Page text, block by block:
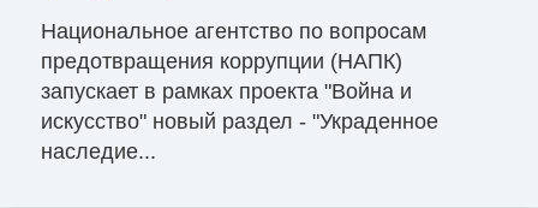
Национальное агентство по вопросам
предотвращения коррупции (НАПК)
запускает в рамках проекта "Война и
искусство" новый раздел - "Украденное
наследие...